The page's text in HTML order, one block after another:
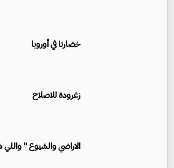
خضارنا في أوروبا
زغرودة للاصلاح
الاراضي والشيوع "